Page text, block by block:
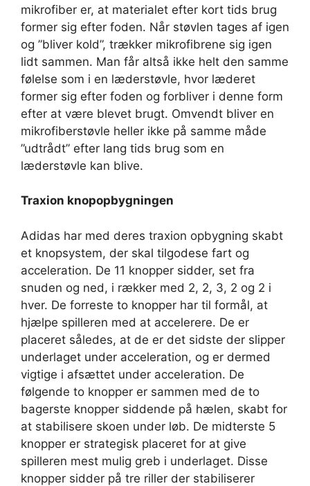
mikrofiber er, at materialet efter kort tids brug
former sig efter foden. Når støvlen tages af igen
og ”bliver kold”, trækker mikrofibrene sig igen
lidt sammen. Man får altså ikke helt den samme
følelse som i en læderstøvle, hvor læderet
former sig efter foden og forbliver i denne form
efter at være blevet brugt. Omvendt bliver en
mikrofiberstøvle heller ikke på samme måde
”udtrådt” efter lang tids brug som en
læderstøvle kan blive.
Traxion knopopbygningen
Adidas har med deres traxion opbygning skabt
et knopsystem, der skal tilgodese fart og
acceleration. De 11 knopper sidder, set fra
snuden og ned, i rækker med 2, 2, 3, 2 og 2 i
hver. De forreste to knopper har til formål, at
hjælpe spilleren med at accelerere. De er
placeret således, at de er det sidste der slipper
underlaget under acceleration, og er dermed
vigtige i afsættet under acceleration. De
følgende to knopper er sammen med de to
bagerste knopper siddende på hælen, skabt for
at stabilisere skoen under løb. De midterste 5
knopper er strategisk placeret for at give
spilleren mest mulig greb i underlaget. Disse
knopper sidder på tre riller der stabiliserer